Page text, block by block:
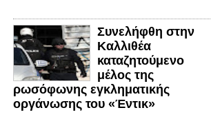
Συνελήφθη στην
Καλλιθέα
καταζητούμενο
μέλος της
ρωσόφωνης εγκληματικής
οργάνωσης του «Έντικ»